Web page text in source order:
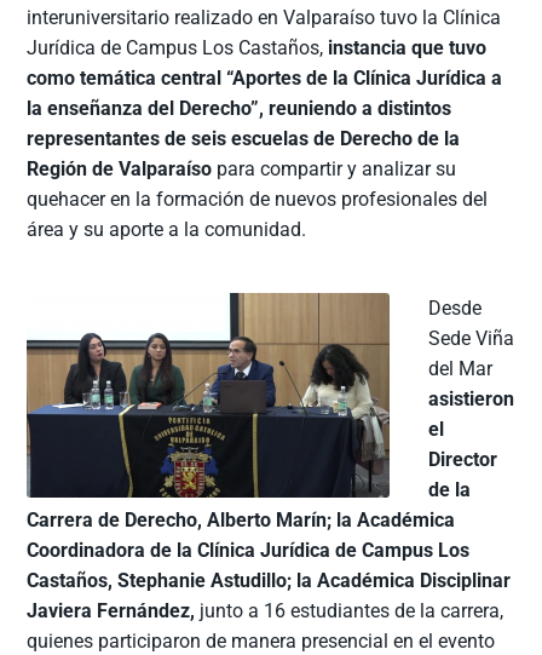
interuniversitario realizado en Valparaíso tuvo la Clínica
Jurídica de Campus Los Castaños, instancia que tuvo
como temática central “Aportes de la Clínica Jurídica a
la enseñanza del Derecho”, reuniendo a distintos
representantes de seis escuelas de Derecho de la
Región de Valparaíso para compartir y analizar su
quehacer en la formación de nuevos profesionales del
área y su aporte a la comunidad.
Desde
Sede Viña
del Mar
asistieron
el
Director
de la
Carrera de Derecho, Alberto Marín; la Académica
Coordinadora de la Clínica Jurídica de Campus Los
Castaños, Stephanie Astudillo; la Académica Disciplinar
Javiera Fernández, junto a 16 estudiantes de la carrera,
quienes participaron de manera presencial en el evento